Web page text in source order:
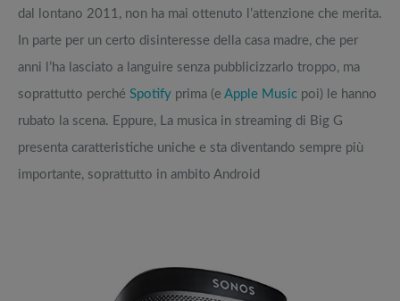
dal lontano 2011, non ha mai ottenuto l’attenzione che merita.
In parte per un certo disinteresse della casa madre, che per
anni l’ha lasciato a languire senza pubblicizzarlo troppo, ma
soprattutto perché Spotify prima (e Apple Music poi) le hanno
rubato la scena. Eppure, La musica in streaming di Big G
presenta caratteristiche uniche e sta diventando sempre più
importante, soprattutto in ambito Android